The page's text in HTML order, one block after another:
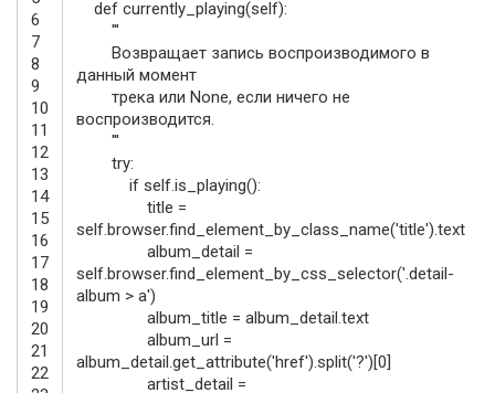
6
7
8
9
10
11
12
13
14
15
16
17
18
19
20
21
22
def currently_playing(self):
'''
Возвращает запись воспроизводимого в
данный момент
трека или None, если ничего не
воспроизводится.
'''
try:
if selfis_playing():
title =
selfbrowser.find_element_by_class_name('title') text
album_detail =
selfbrowser.find_element_by_css_selector('.detail-
album > a')
album_title = album_detail text
album_url =
album_detail get_attribute('href') split('?')[0]
artist_detail =